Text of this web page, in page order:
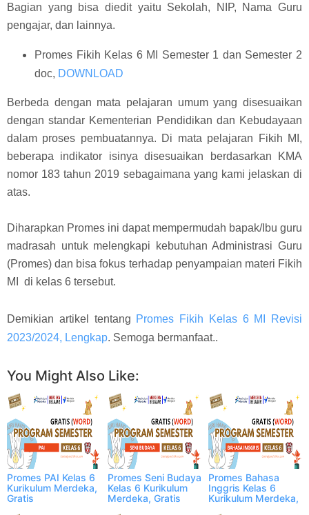
Bagian yang bisa diedit yaitu Sekolah, NIP, Nama Guru
pengajar, dan lainnya.
Promes Fikih Kelas 6 MI Semester 1 dan Semester 2
doc, DOWNLOAD
Berbeda dengan mata pelajaran umum yang disesuaikan
dengan standar Kementerian Pendidikan dan Kebudayaan
dalam proses pembuatannya. Di mata pelajaran Fikih MI,
beberapa indikator isinya disesuaikan berdasarkan KMA
nomor 183 tahun 2019 sebagaimana yang kami jelaskan di
atas.
Diharapkan Promes ini dapat mempermudah bapak/Ibu guru
madrasah untuk melengkapi kebutuhan Administrasi Guru
(Promes) dan bisa fokus terhadap penyampaian materi Fikih
MI di kelas 6 tersebut.
Demikian artikel tentang Promes Fikih Kelas 6 MI Revisi
2023/2024, Lengkap. Semoga bermanfaat..
You Might Also Like:
Promes PAI Kelas 6
Kurikulum Merdeka,
Gratis
Promes Seni Budaya
Kelas 6 Kurikulum
Merdeka, Gratis
Promes Bahasa
Inggris Kelas 6
Kurikulum Merdeka,